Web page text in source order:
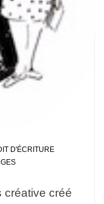
D'ÉCRITURE
créative créé